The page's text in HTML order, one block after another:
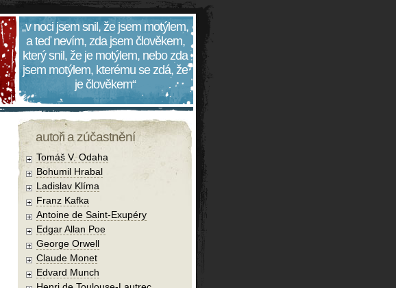
„v noci jsem snil, že jsem motýlem,
a teď nevím, zda jsem člověkem,
který snil, že je motýlem, nebo zda
jsem motýlem, kterému se zdá, že
je člověkem“
autoři a zúčastnění
Tomáš V. Odaha
Bohumil Hrabal
Ladislav Klíma
Franz Kafka
Antoine de Saint-Exupéry
Edgar Allan Poe
George Orwell
Claude Monet
Edvard Munch